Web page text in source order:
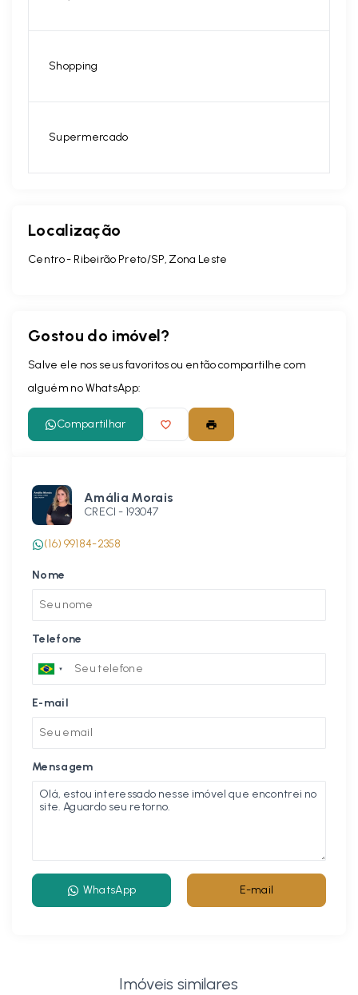
Shopping
Supermercado
Localização
Centro - Ribeirão Preto/SP, Zona Leste
Gostou do imóvel?
Salve ele nos seus favoritos ou então compartilhe com
alguém no WhatsApp:
Compartilhar
Amália Morais
CRECI - 193047
(16) 99184-2358
Nome
Telefone
E-mail
Mensagem
WhatsApp E-mail
Imóveis similares